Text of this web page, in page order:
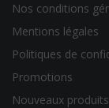
Nos conditions
Mentions légales
Politiques de
Promotions
Nouveaux produits